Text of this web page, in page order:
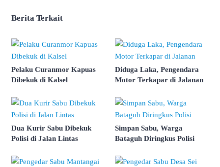
Berita Terkait
Pelaku Curanmor Kapuas
Dibekuk di Kalsel
Diduga Laka, Pengendara
Motor Terkapar di Jalanan
Dua Kurir Sabu Dibekuk
Polisi di Jalan Lintas
Simpan Sabu, Warga
Bataguh Diringkus Polisi